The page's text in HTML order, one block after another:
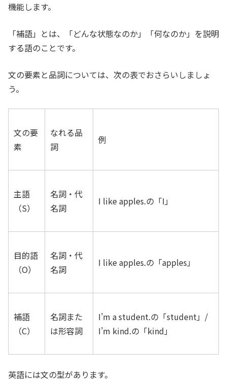
機能します。
「補語」とは、「どんな状態なのか」「何なのか」を説明
する語のことです。
文の要素と品詞については、次の表でおさらいしましょ
う。
文の要
素
なれる品
詞
例
主語
（S）
名詞・代
名詞
I like apples.の「I」
目的語
（O）
名詞・代
名詞
I like apples.の「apples」
補語
（C）
名詞また
は形容詞
I’m a student.の「student」/
I’m kind.の「kind」
英語には文の型があります。